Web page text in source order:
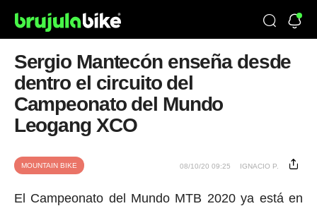
Sergio Mantecón enseña desde
dentro el circuito del
Campeonato del Mundo
Leogang XCO
MOUNTAIN BIKE 08/10/20 09:25 IGNACIO P.
El Campeonato del Mundo MTB 2020 ya está en